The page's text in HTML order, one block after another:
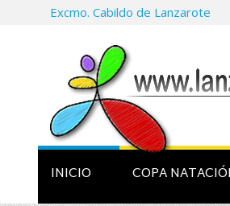
Excmo. Cabildo de Lanzarote
INICIO COPA